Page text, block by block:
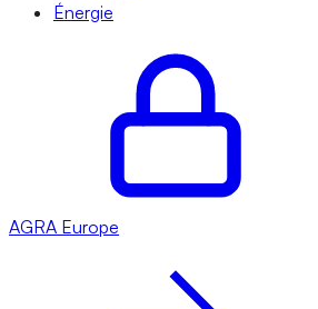
Énergie
AGRA Europe